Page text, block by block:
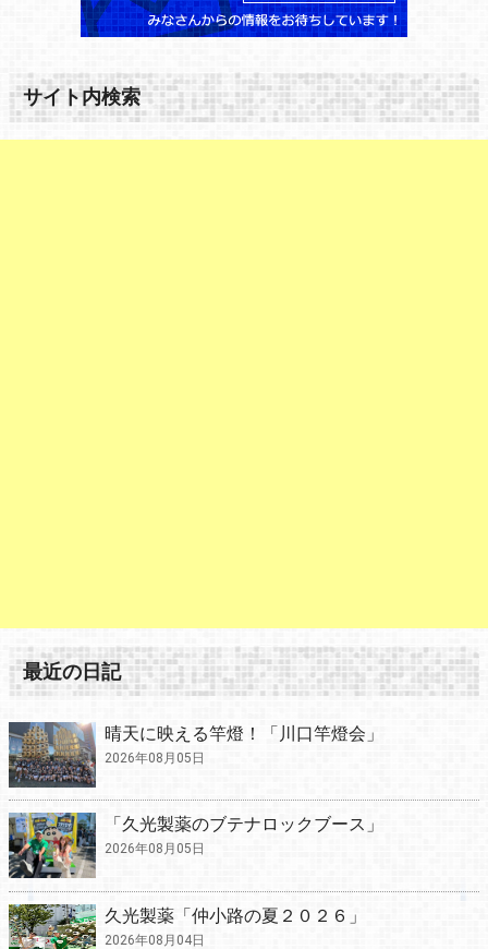
サイト内検索
最近の日記
晴天に映える竿燈！「川口竿燈会」
2026年08月05日
「久光製薬のブテナロックブース」
2026年08月05日
久光製薬「仲小路の夏２０２６」
2026年08月04日